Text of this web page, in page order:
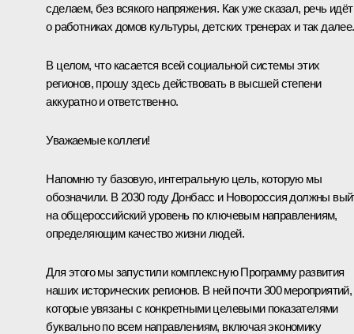
сделаем, без всякого напряжения. Как уже сказал, речь идёт
о работниках домов культуры, детских тренерах и так далее.
В целом, что касается всей социальной системы этих
регионов, прошу здесь действовать в высшей степени
аккуратно и ответственно.
Уважаемые коллеги!
Напомню ту базовую, интегральную цель, которую мы
обозначили. В 2030 году Донбасс и Новороссия должны
на общероссийский уровень по ключевым направлениям,
определяющим качество жизни людей.
Для этого мы запустили комплексную Программу развития
наших исторических регионов. В ней почти 300 мероприятий,
которые увязаны с конкретными целевыми показателями
буквально по всем направлениям, включая экономику